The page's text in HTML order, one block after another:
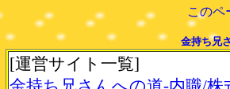
このペ
金持ち兄
[運営サイト一覧]